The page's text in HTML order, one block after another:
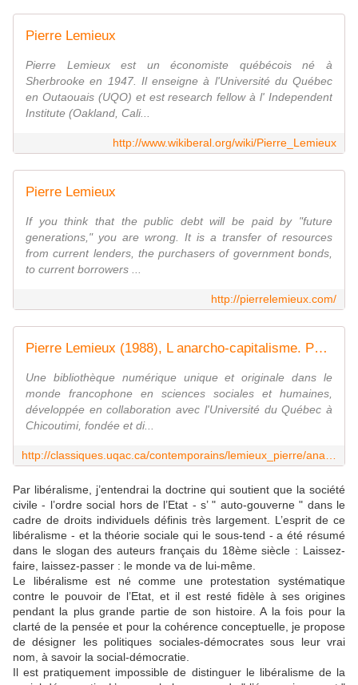
Pierre Lemieux
Pierre Lemieux est un économiste québécois né à
Sherbrooke en 1947. Il enseigne à l'Université du Québec
en Outaouais (UQO) et est research fellow à l' Independent
Institute (Oakland, Cali...
http://www.wikiberal.org/wiki/Pierre_Lemieux
Pierre Lemieux
If you think that the public debt will be paid by "future
generations," you are wrong. It is a transfer of resources
from current lenders, the purchasers of government bonds,
to current borrowers ...
http://pierrelemieux.com/
Pierre Lemieux (1988), L anarcho-capitalisme. Paris: Les Presses Universitaires de France, 1988, 126 pp. Collection: Que sais-je?, no 2406.
Une bibliothèque numérique unique et originale dans le
monde francophone en sciences sociales et humaines,
développée en collaboration avec l'Université du Québec à
Chicoutimi, fondée et di...
Par libéralisme, j’entendrai la doctrine qui soutient que la société
civile - l’ordre social hors de l’Etat - s’ " auto-gouverne " dans le
cadre de droits individuels définis très largement. L’esprit de ce
libéralisme - et la théorie sociale qui le sous-tend - a été résumé
dans le slogan des auteurs français du 18ème siècle : Laissez-
faire, laissez-passer : le monde va de lui-même.
Le libéralisme est né comme une protestation systématique
contre le pouvoir de l’Etat, et il est resté fidèle à ses origines
pendant la plus grande partie de son histoire. A la fois pour la
clarté de la pensée et pour la cohérence conceptuelle, je propose
de désigner les politiques sociales-démocrates sous leur vrai
nom, à savoir la social-démocratie.
Il est pratiquement impossible de distinguer le libéralisme de la